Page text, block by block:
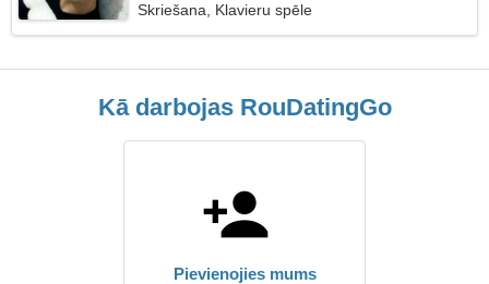
Skriešana, Klavieru spēle
Kā darbojas RouDatingGo
Pievienojies mums